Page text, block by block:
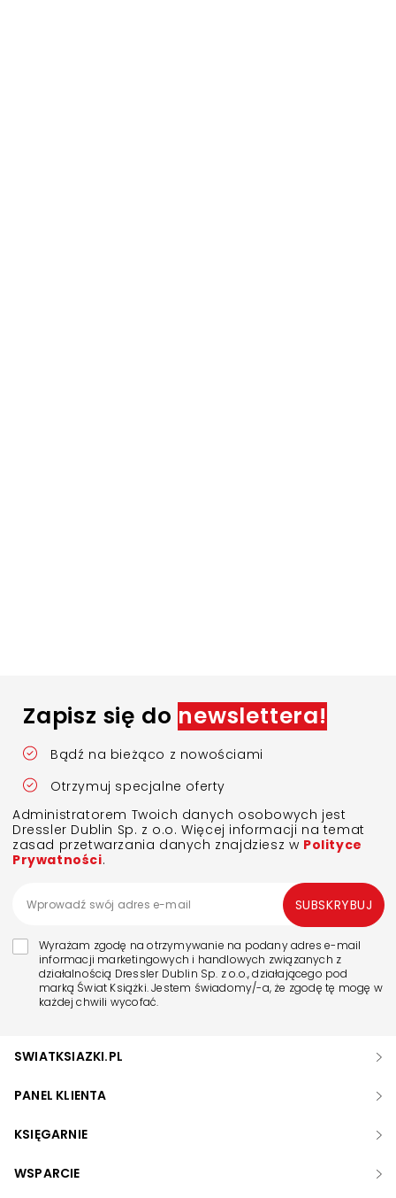
Zapisz się do newslettera!
Bądź na bieżąco z nowościami
Otrzymuj specjalne oferty
Administratorem Twoich danych osobowych jest
Dressler Dublin Sp. z o.o. Więcej informacji na temat
zasad przetwarzania danych znajdziesz w Polityce
Prywatności.
Wyrażam zgodę na otrzymywanie na podany adres e-mail
informacji marketingowych i handlowych związanych z
działalnością Dressler Dublin Sp. z o.o., działającego pod
marką Świat Książki. Jestem świadomy/-a, że zgodę tę mogę w
każdej chwili wycofać.
SUBSKRYBUJ
SWIATKSIAZKI.PL
PANEL KLIENTA
KSIĘGARNIE
WSPARCIE